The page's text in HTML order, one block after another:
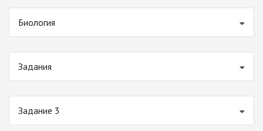
Биология
Задания
Задание 3